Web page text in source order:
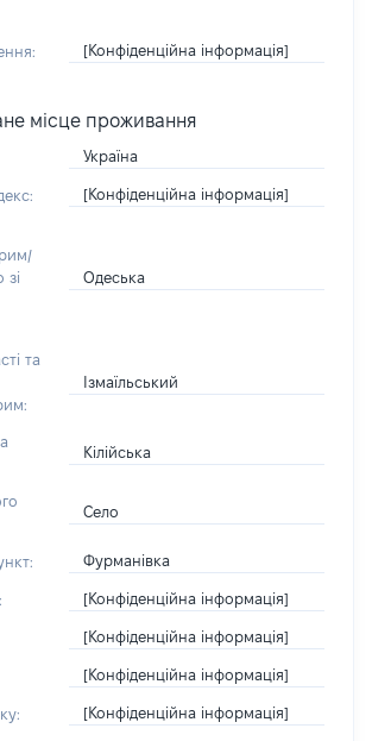
[Конфіденційна інформація]
місце проживання
Україна
[Конфіденційна інформація]
зі
Одеська
та
Ізмаїльський
Кілійська
Село
Фурманівка
[Конфіденційна інформація]
[Конфіденційна інформація]
[Конфіденційна інформація]
[Конфіденційна інформація]